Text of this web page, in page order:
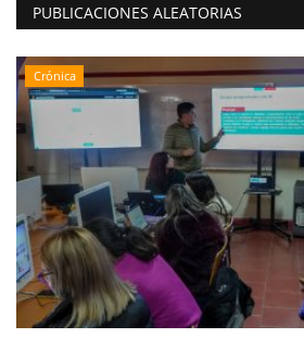
PUBLICACIONES ALEATORIAS
Crónica